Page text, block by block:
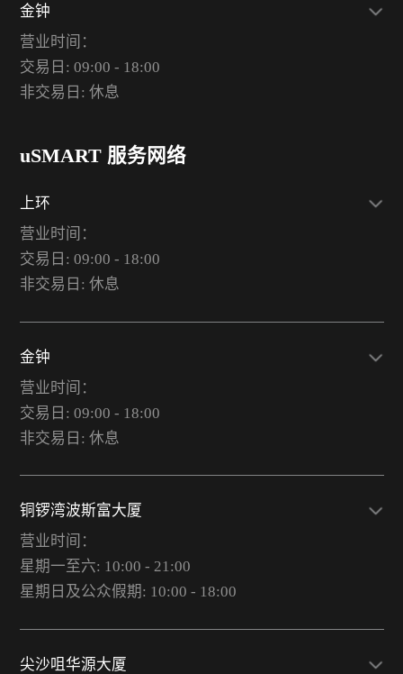
金钟
营业时间：
交易日: 09:00 - 18:00
非交易日: 休息
uSMART 服务网络
上环
营业时间：
交易日: 09:00 - 18:00
非交易日: 休息
金钟
营业时间：
交易日: 09:00 - 18:00
非交易日: 休息
铜锣湾波斯富大厦
营业时间：
星期一至六: 10:00 - 21:00
星期日及公众假期: 10:00 - 18:00
尖沙咀华源大厦